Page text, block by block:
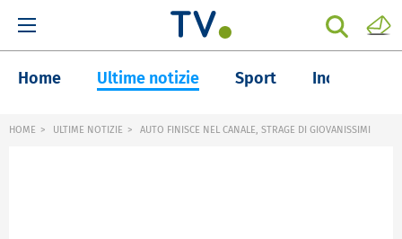
Home Ultime notizie Sport Inchieste
HOME ULTIME NOTIZIE AUTO FINISCE NEL CANALE, STRAGE DI GIOVANISSIMI